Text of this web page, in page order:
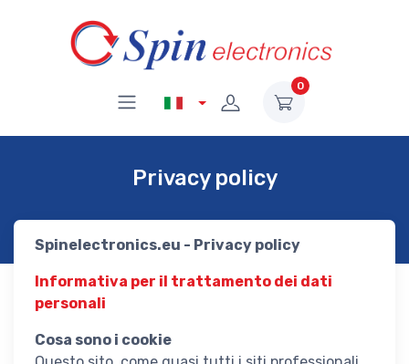
0
Privacy policy
Spinelectronics.eu - Privacy policy
Informativa per il trattamento dei dati
personali
Cosa sono i cookie